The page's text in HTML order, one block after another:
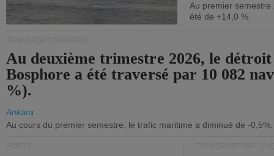
Au premier
été de +14,0 %.
Au deuxième trimestre 2026, le
Bosphore a été traversé par 10 082
%).
Ankara
Au cours du premier semestre, le trafic maritime a diminué de -0,5%.